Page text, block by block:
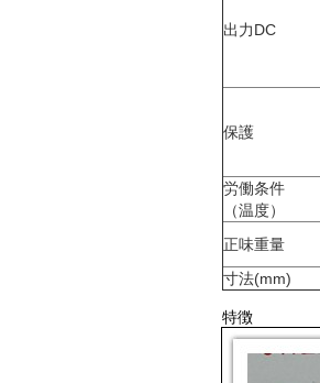
出力DC
保護
労働条件
（温度）
正味重量
寸法(mm)
特徴